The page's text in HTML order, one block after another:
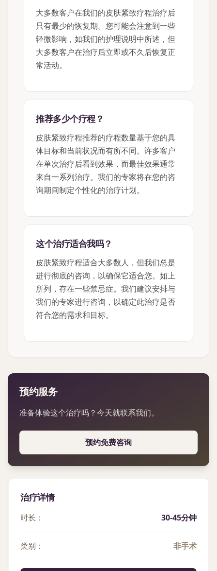
大多数客户在我们的皮肤紧致疗程治疗后
只有最少的恢复期。您可能会注意到一些
轻微影响，如我们的护理说明中所述，但
大多数客户在治疗后立即或不久后恢复正
常活动。
推荐多少个疗程？
皮肤紧致疗程推荐的疗程数量基于您的具
体目标和当前状况而有所不同。许多客户
在单次治疗后看到效果，而最佳效果通常
来自一系列治疗。我们的专家将在您的咨
询期间制定个性化的治疗计划。
这个治疗适合我吗？
皮肤紧致疗程适合大多数人，但我们总是
进行彻底的咨询，以确保它适合您。如上
所列，存在一些禁忌症。我们建议安排与
我们的专家进行咨询，以确定此治疗是否
符合您的需求和目标。
预约服务
准备体验这个治疗吗？今天就联系我们。
预约免费咨询
治疗详情
时长： 30-45分钟
类别： 非手术